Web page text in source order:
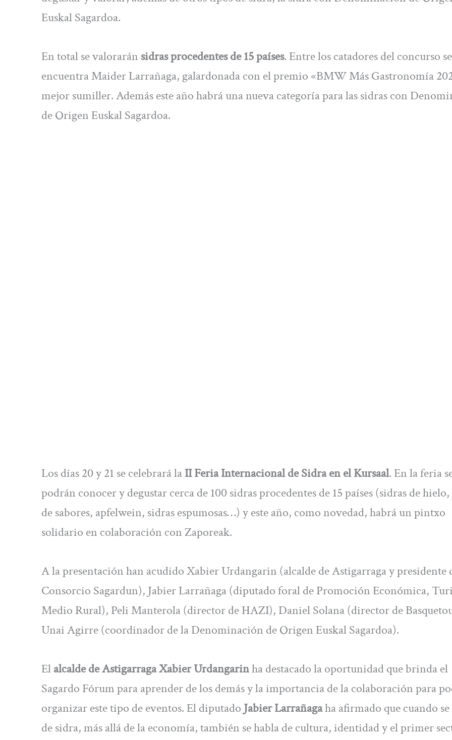
Euskal Sagardoa.
En total se valorarán sidras procedentes de 15 países. Entre los catadores del concurso se
encuentra Maider Larrañaga, galardonada con el premio «BMW Más Gastronomía
mejor sumiller. Además este año habrá una nueva categoría para las sidras con
de Origen Euskal Sagardoa.
Los días 20 y 21 se celebrará laII Feria Internacional de Sidra en el Kursaal. En la feria
podrán conocer y degustar cerca de 100 sidras procedentes de 15 países (sidras de
de sabores, apfelwein, sidras espumosas…) y este año, como novedad, habrá un pintxo
solidario en colaboración con Zaporeak.
A la presentación han acudido Xabier Urdangarin (alcalde de Astigarraga y presidente
Consorcio Sagardun), Jabier Larrañaga (diputado foral de Promoción Económica,
Medio Rural), Peli Manterola (director de HAZI), Daniel Solana (director de
Unai Agirre (coordinador de la Denominación de Origen Euskal Sagardoa).
Elalcalde de Astigarraga Xabier Urdangarinha destacado la oportunidad que brinda el
Sagardo Fórum para aprender de los demás y la importancia de la colaboración para
organizar este tipo de eventos. El diputado Jabier Larrañagaha afirmado que cuando
de sidra, más allá de la economía, también se habla de cultura, identidad y el primer